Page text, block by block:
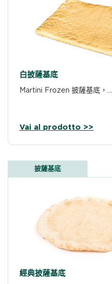
白披薩基底
Martini Frozen 披薩基底，…
Vai al prodotto >>
披薩基底
經典披薩基底